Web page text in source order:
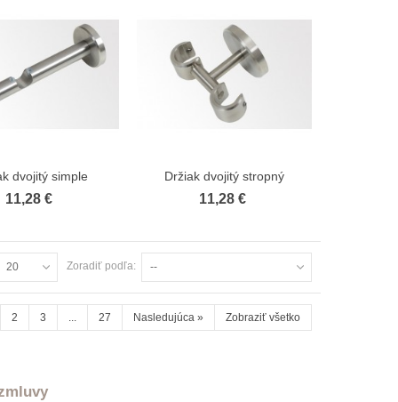
Garniža Classic dvojitá satin nickel
Zobraziť viac
dvojitý simple
11,28 €
Zobraziť viac
Držiak dvojitý stropný
11,28 €
Zoradiť podľa: --
20
2 3 ... 27 Nasledujúca » Zobraziť všetko